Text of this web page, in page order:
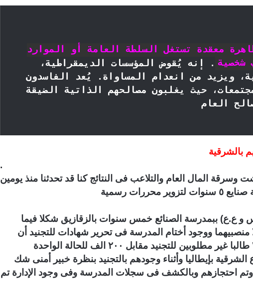
معقدة تستغل السلطة العامة أو الموارد
شخصية . إنه يُقوض المؤسسات الديمقراطية،
ويزيد من انعدام المساواة. يُعد الفاسدون
حيث يغلبون مصالحهم الذاتية الضيقة
العام
بالشرقية
.
المال العام والتلاعب فى النتائج كنا قد تحدثنا منذ يومين
رسمية
و ع.ع) ببمدرسة الصنائع خمس سنوات بالزقازيق شكلا فيما
منصبيهما ووجود أختام المدرسة فى تحرير شهادات للتجنيد أن
الطلبة وعددهم حتى الآن ٣٨ طالبا غير مطلوبين للتجنيد مقابل ٢٠٠ الف للحالة الواحدة
بإيطاليا وأثناء وجودهم بالتجنيد بنظرة خبير أمنى شك
احتجازهم وبالكشف فى سجلات المدرسة وفى وجود الإدارة تم